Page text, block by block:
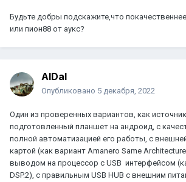
Будьте добры подскажите,что
или пион88 от аукс?
AlDal
Опубликовано 5 декабря, 2022
Один из проверенных вариантов, как
подготовленный планшет на андроид, с
полной автоматизацией его работы, с
картой (как вариант Amanero Same
выводом на процессор с USB интерфейсом
DSP.2), с правильным USB HUB с внешним